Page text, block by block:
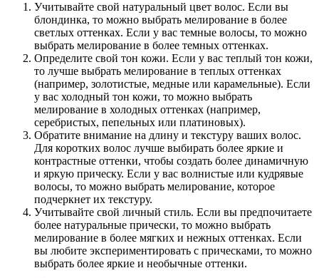
Учитывайте свой натуральный цвет волос. Если вы
блондинка, то можно выбрать мелирование в более
светлых оттенках. Если у вас темные волосы, то можно
выбрать мелирование в более темных оттенках.
Определите свой тон кожи. Если у вас теплый тон кожи,
то лучше выбрать мелирование в теплых оттенках
(например, золотистые, медные или карамельные). Если
у вас холодный тон кожи, то можно выбрать
мелирование в холодных оттенках (например,
серебристых, пепельных или платиновых).
Обратите внимание на длину и текстуру ваших волос.
Для коротких волос лучше выбирать более яркие и
контрастные оттенки, чтобы создать более динамичную
и яркую прическу. Если у вас волнистые или кудрявые
волосы, то можно выбрать мелирование, которое
подчеркнет их текстуру.
Учитывайте свой личный стиль. Если вы предпочитаете
более натуральные прически, то можно выбрать
мелирование в более мягких и нежных оттенках. Если
вы любите экспериментировать с прическами, то можно
выбрать более яркие и необычные оттенки.